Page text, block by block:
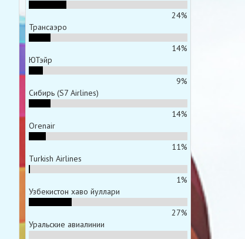
24%
Трансаэро
14%
ЮТэйр
9%
Сибирь (S7 Airlines)
14%
Orenair
11%
Turkish Airlines
1%
Узбекистон хаво йуллари
27%
Уральские авиалинии